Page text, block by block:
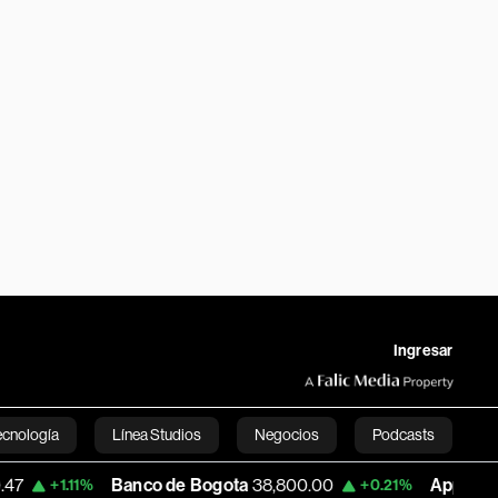
Ingresar
Línea Studios Negocios Podcasts
English
Banco de Bogota 38,800.00 +0.21% Apple 303.27